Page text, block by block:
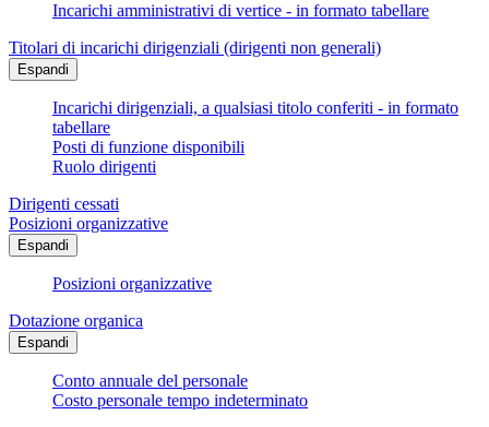
Incarichi amministrativi di vertice - in formato tabellare
Titolari di incarichi dirigenziali (dirigenti non generali)
Espandi
Incarichi dirigenziali, a qualsiasi titolo conferiti - in formato
tabellare
Posti di funzione disponibili
Ruolo dirigenti
Dirigenti cessati
Posizioni organizzative
Espandi
Posizioni organizzative
Dotazione organica
Espandi
Conto annuale del personale
Costo personale tempo indeterminato